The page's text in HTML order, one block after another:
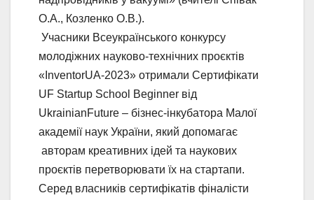
О.А., Козленко О.В.).
Учасники Всеукраїнського конкурсу
молодіжних науково-технічних проєктів
«InventorUA-2023» отримали Сертифікати
UF Startup School Beginner від
UkrainianFuture – бізнес-інкубатора Малої
академії наук України, який допомагає
авторам креативних ідей та наукових
проєктів перетворювати їх на стартапи.
Серед власників сертифікатів фіналісти